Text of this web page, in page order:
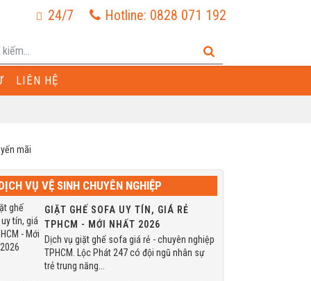
24/7 Hotline: 0828 071 192
LIÊN HỆ
VỤ VỆ SINH CHUYÊN NGHIỆP
GIẶT GHẾ SOFA UY TÍN, GIÁ RẺ
TPHCM - MỚI NHẤT 2026
Dịch vụ giặt ghế sofa giá rẻ - chuyên nghiệp
TPHCM. Lộc Phát 247 có đội ngũ nhân sự
trẻ trung năng...